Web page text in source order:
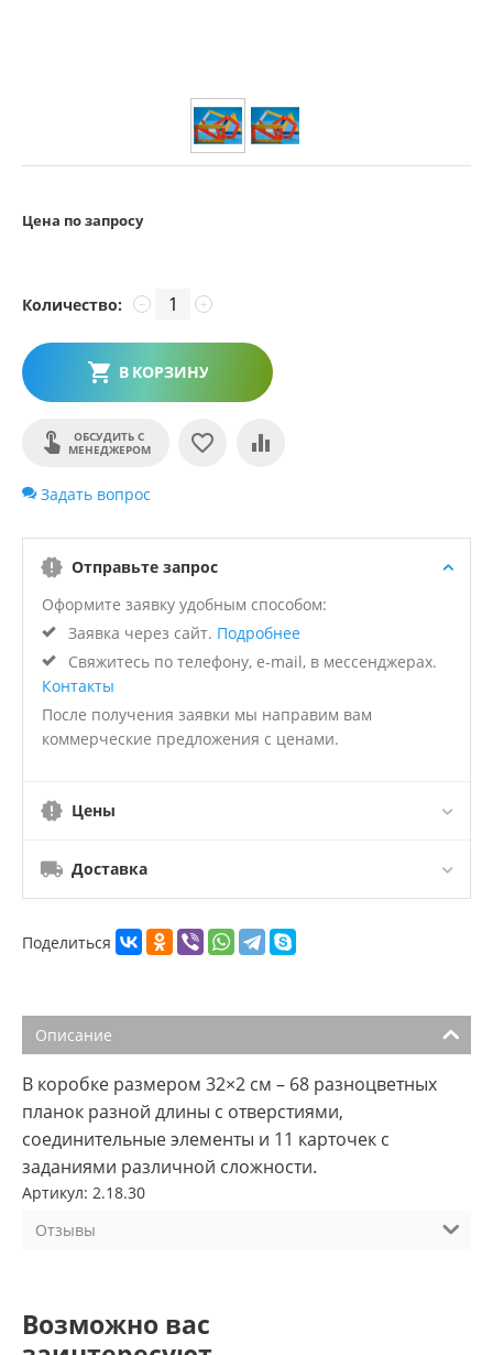
Цена по запросу
Количество: +
−
В КОРЗИНУ
ОБСУДИТЬ С
МЕНЕДЖЕРОМ
Задать вопрос
Отправьте запрос
Оформите заявку удобным способом:
Заявка через сайт. Подробнее
Свяжитесь по телефону, e-mail, в мессенджерах.
Контакты
После получения заявки мы направим вам
коммерческие предложения с ценами.
Цены
Доставка
Поделиться
Описание
В коробке размером 32×2 см – 68 разноцветных
планок разной длины с отверстиями,
соединительные элементы и 11 карточек с
заданиями различной сложности.
Артикул: 2.18.30
Отзывы
Возможно вас